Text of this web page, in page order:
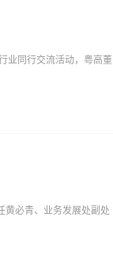
价模型，依据该模型对国
行业对粤高服务能力以及
，不断提升服务质量和
业同行交流活动，粤高董
向各四川同行介绍了公司
协会监事长任虹对粤高所
务新探索进行了深入
黄必青、业务发展处副处